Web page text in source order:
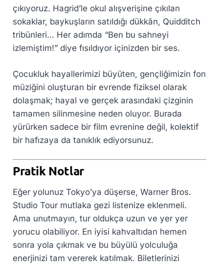
çıkıyoruz. Hagrid’le okul alışverişine çıkılan
sokaklar, baykuşların satıldığı dükkân, Quidditch
tribünleri… Her adımda “Ben bu sahneyi
izlemiştim!” diye fısıldıyor içinizden bir ses.
Çocukluk hayallerimizi büyüten, gençliğimizin fon
müziğini oluşturan bir evrende fiziksel olarak
dolaşmak; hayal ve gerçek arasındaki çizginin
tamamen silinmesine neden oluyor. Burada
yürürken sadece bir film evrenine değil, kolektif
bir hafızaya da tanıklık ediyorsunuz.
Pratik Notlar
Eğer yolunuz Tokyo’ya düşerse, Warner Bros.
Studio Tour mutlaka gezi listenize eklenmeli.
Ama unutmayın, tur oldukça uzun ve yer yer
yorucu olabiliyor. En iyisi kahvaltıdan hemen
sonra yola çıkmak ve bu büyülü yolculuğa
enerjinizi tam vererek katılmak. Biletlerinizi